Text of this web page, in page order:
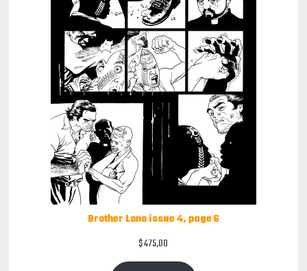
Brother Lono issue 4, page 6
$475,00